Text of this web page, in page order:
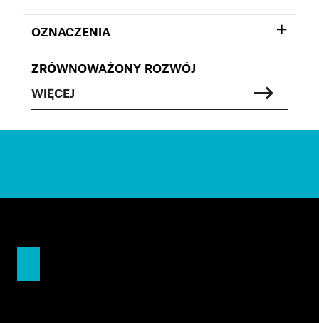
OZNACZENIA
ZRÓWNOWAŻONY ROZWÓJ
WIĘCEJ